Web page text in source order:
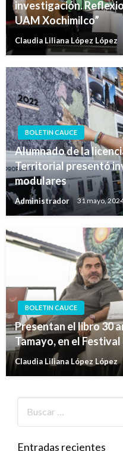
investigación.
UAM Xochimilco”
Claudia Liliana López López
BOLETIN CAUCE
Alumnado de la
Territorial presentó
modulares
Administrador 31 mayo,
BOLETIN CAUCE
Presentan el libro 30
Tamayo, en el
Claudia Liliana López López
Entradas recientes